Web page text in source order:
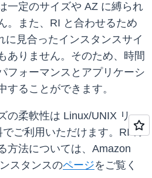
一定のサイズや AZ に縛られ
。また、RI と合わせるため
に見合ったインスタンスサイ
ありません。そのため、時間
フォーマンスとアプリケーシ
することができます。
の柔軟性は Linux/UNIX リー
ご利用いただけます。RI の
方法については、Amazon
スタンスのページをご覧く